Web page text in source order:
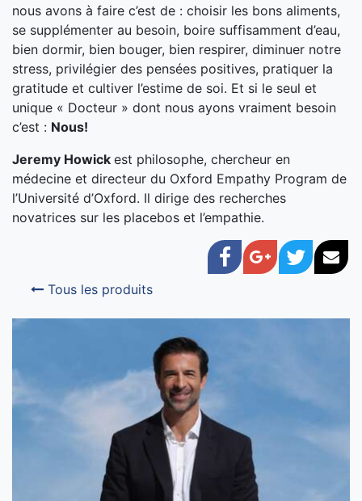
nous avons à faire c’est de : choisir les bons aliments,
se supplémenter au besoin, boire suffisamment d’eau,
bien dormir, bien bouger, bien respirer, diminuer notre
stress, privilégier des pensées positives, pratiquer la
gratitude et cultiver l’estime de soi. Et si le seul et
unique « Docteur » dont nous ayons vraiment besoin
c’est : Nous!
Jeremy Howick est philosophe, chercheur en
médecine et directeur du Oxford Empathy Program de
l’Université d’Oxford. Il dirige des recherches
novatrices sur les placebos et l’empathie.
Facebook
Google+
Twitter
Tous les produits